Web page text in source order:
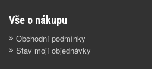
Vše o nákupu
Obchodní podmínky
Stav mojí objednávky